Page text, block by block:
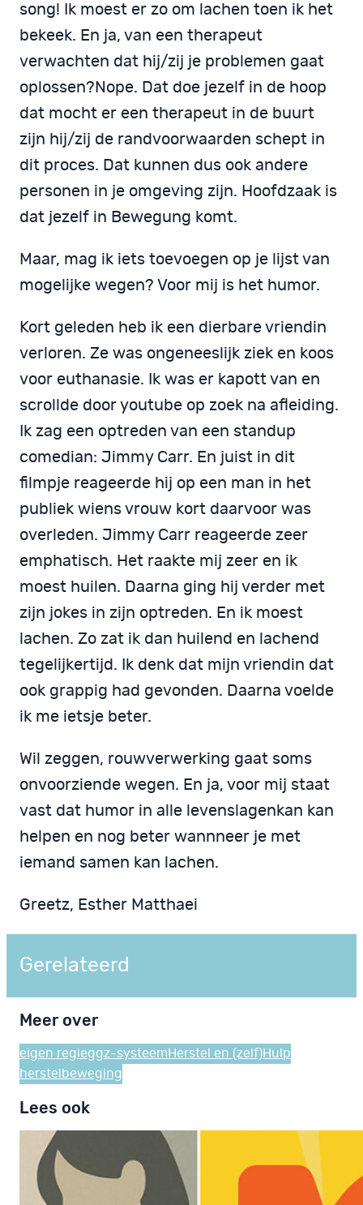
song! Ik moest er zo om lachen toen ik het
bekeek. En ja, van een therapeut
verwachten dat hij/zij je problemen gaat
oplossen?Nope. Dat doe jezelf in de hoop
dat mocht er een therapeut in de buurt
zijn hij/zij de randvoorwaarden schept in
dit proces. Dat kunnen dus ook andere
personen in je omgeving zijn. Hoofdzaak is
dat jezelf in Bewegung komt.
Maar, mag ik iets toevoegen op je lijst van
mogelijke wegen? Voor mij is het humor.
Kort geleden heb ik een dierbare vriendin
verloren. Ze was ongeneeslijk ziek en koos
voor euthanasie. Ik was er kapott van en
scrollde door youtube op zoek na afleiding.
Ik zag een optreden van een standup
comedian: Jimmy Carr. En juist in dit
filmpje reageerde hij op een man in het
publiek wiens vrouw kort daarvoor was
overleden. Jimmy Carr reageerde zeer
emphatisch. Het raakte mij zeer en ik
moest huilen. Daarna ging hij verder met
zijn jokes in zijn optreden. En ik moest
lachen. Zo zat ik dan huilend en lachend
tegelijkertijd. Ik denk dat mijn vriendin dat
ook grappig had gevonden. Daarna voelde
ik me ietsje beter.
Wil zeggen, rouwverwerking gaat soms
onvoorziende wegen. En ja, voor mij staat
vast dat humor in alle levenslagenkan kan
helpen en nog beter wannneer je met
iemand samen kan lachen.
Greetz, Esther Matthaei
Gerelateerd
Meer over
eigen regieggz-systeem Herstel en (zelf)Hulp
herstelbeweging
Lees ook